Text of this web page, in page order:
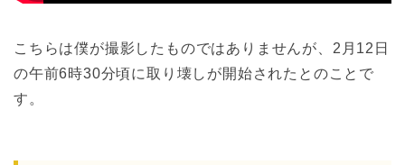
こちらは僕が撮影したものではありませんが、2月12日
の午前6時30分頃に取り壊しが開始されたとのことで
す。